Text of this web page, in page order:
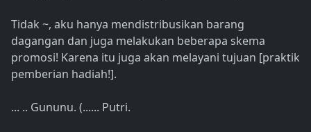
Tidak ~, aku hanya mendistribusikan barang
dagangan dan juga melakukan beberapa skema
promosi! Karena itu juga akan melayani tujuan [praktik
pemberian hadiah!].
... .. Gununu. (...... Putri.